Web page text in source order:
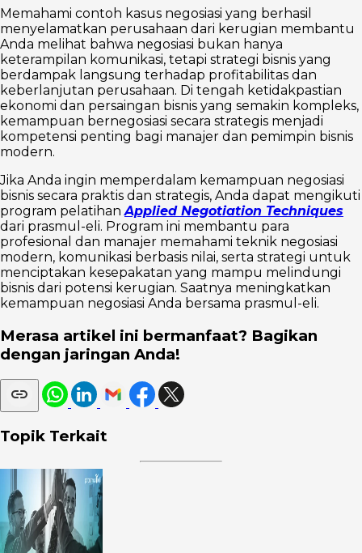
Memahami contoh kasus negosiasi yang berhasil
menyelamatkan perusahaan dari kerugian membantu
Anda melihat bahwa negosiasi bukan hanya
keterampilan komunikasi, tetapi strategi bisnis yang
berdampak langsung terhadap profitabilitas dan
keberlanjutan perusahaan. Di tengah ketidakpastian
ekonomi dan persaingan bisnis yang semakin kompleks,
kemampuan bernegosiasi secara strategis menjadi
kompetensi penting bagi manajer dan pemimpin bisnis
modern.
Jika Anda ingin memperdalam kemampuan negosiasi
bisnis secara praktis dan strategis, Anda dapat mengikuti
program pelatihanApplied Negotiation Techniques
dari prasmul-eli. Program ini membantu para
profesional dan manajer memahami teknik negosiasi
modern, komunikasi berbasis nilai, serta strategi untuk
menciptakan kesepakatan yang mampu melindungi
bisnis dari potensi kerugian. Saatnya meningkatkan
kemampuan negosiasi Anda bersama prasmul-eli.
Merasa artikel ini bermanfaat? Bagikan
dengan jaringan Anda!
Topik Terkait